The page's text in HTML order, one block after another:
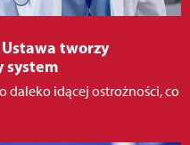
tworzy
system
daleko idącej ostrożności, co